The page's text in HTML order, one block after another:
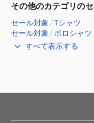
その他のカテゴリの
セール対象 /Tシャツ
セール対象 /ポロシャツ
すべて表示する